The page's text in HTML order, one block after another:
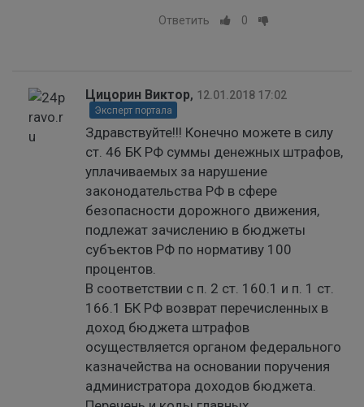
Ответить 0
Цицорин Виктор, 12.01.2018 17:02
Эксперт портала
Здравствуйте!!! Конечно можете в силу
ст. 46 БК РФ суммы денежных штрафов,
уплачиваемых за нарушение
законодательства РФ в сфере
безопасности дорожного движения,
подлежат зачислению в бюджеты
субъектов РФ по нормативу 100
процентов.
В соответствии с п. 2 ст. 160.1 и п. 1 ст.
166.1 БК РФ возврат перечисленных в
доход бюджета штрафов
осуществляется органом федерального
казначейства на основании поручения
администратора доходов бюджета.